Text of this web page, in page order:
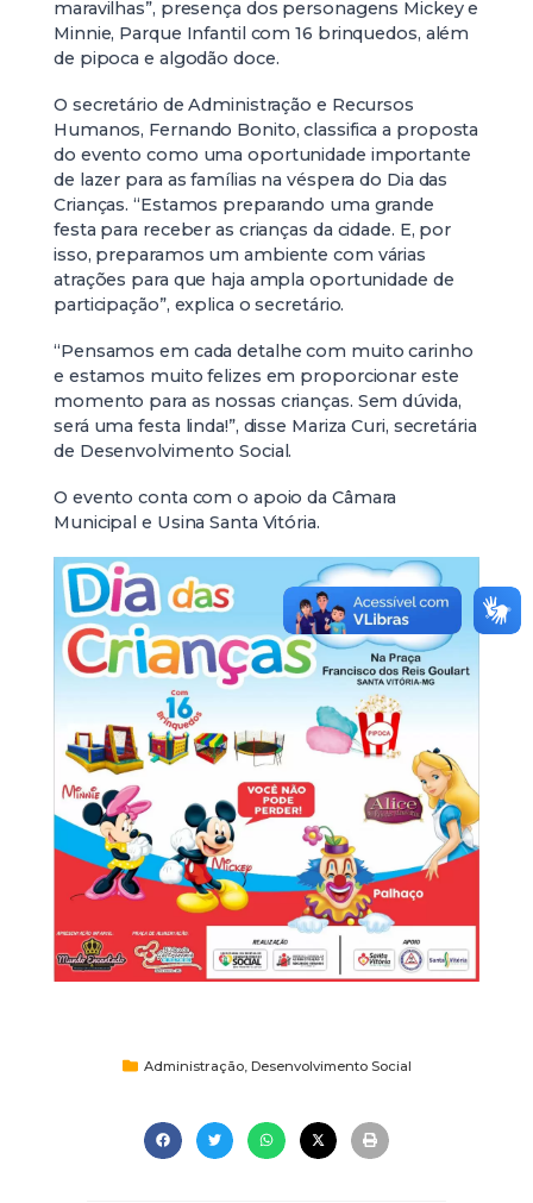
maravilhas”, presença dos personagens Mickey e
Minnie, Parque Infantil com 16 brinquedos, além
de pipoca e algodão doce.
O secretário de Administração e Recursos
Humanos, Fernando Bonito, classifica a proposta
do evento como uma oportunidade importante
de lazer para as famílias na véspera do Dia das
Crianças. “Estamos preparando uma grande
festa para receber as crianças da cidade. E, por
isso, preparamos um ambiente com várias
atrações para que haja ampla oportunidade de
participação”, explica o secretário.
“Pensamos em cada detalhe com muito carinho
e estamos muito felizes em proporcionar este
momento para as nossas crianças. Sem dúvida,
será uma festa linda!”, disse Mariza Curi, secretária
de Desenvolvimento Social.
O evento conta com o apoio da Câmara
Municipal e Usina Santa Vitória.
Administração, Desenvolvimento Social